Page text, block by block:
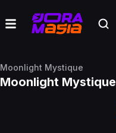
Moonlight Mystique
Moonlight